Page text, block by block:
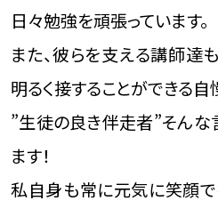
日々勉強を頑張っています。
また、彼らを支える講師達
明るく接することができる自
”生徒の良き伴走者”そんな
ます！
私自身も常に元気に笑顔で